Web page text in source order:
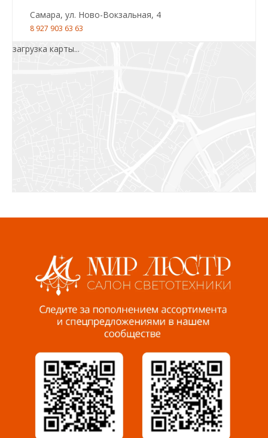
Самара, ул. Ново-Вокзальная, 4
8 927 903 63 63
Пенза, ул. Пролетарская, 61 ТЦ "Стройбери"
Миасс, ул. Романенко, 95
8 922 500 30 39
Сызрань, ул. Декабристов, 1А
8 927 009 54 63
загрузка карты...